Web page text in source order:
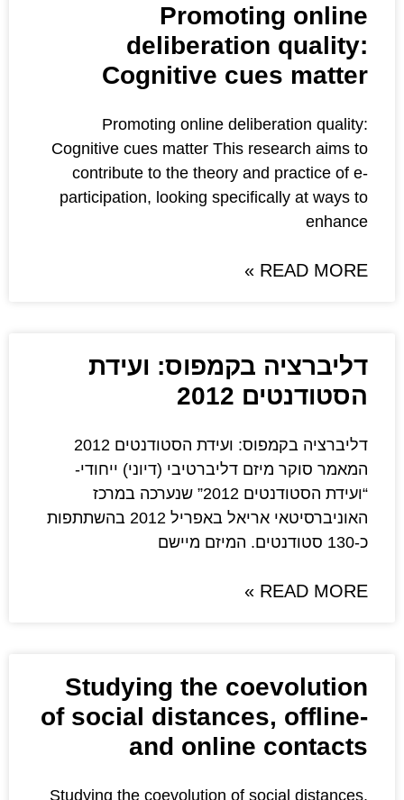
Cognitive
Promoting online
Cognitive cues matter This
contribute to the theory
participation, looking
בקמפוס: ועידת
דליברציה בקמפוס: ועידת הסטודנטים 2012
דליברטיבי (דיוני) ייחודי-
“ועידת הסטודנטים 2012” שנערכה במרכז
האוניברסיטאי אריאל באפריל 2012 בהשתתפות
Studying the
of social
and
Studying the coevolution of